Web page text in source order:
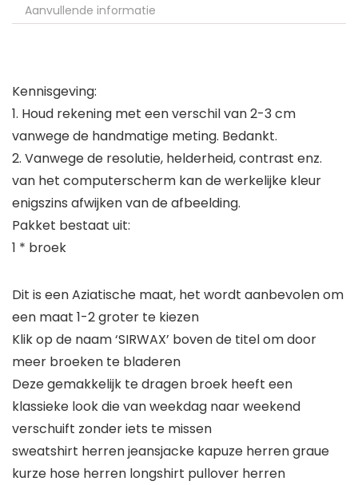
Aanvullende informatie
Kennisgeving:
1. Houd rekening met een verschil van 2-3 cm
vanwege de handmatige meting. Bedankt.
2. Vanwege de resolutie, helderheid, contrast enz.
van het computerscherm kan de werkelijke kleur
enigszins afwijken van de afbeelding.
Pakket bestaat uit:
1 * broek
Dit is een Aziatische maat, het wordt aanbevolen om
een maat 1-2 groter te kiezen
Klik op de naam ‘SIRWAX’ boven de titel om door
meer broeken te bladeren
Deze gemakkelijk te dragen broek heeft een
klassieke look die van weekdag naar weekend
verschuift zonder iets te missen
sweatshirt herren jeansjacke kapuze herren graue
kurze hose herren longshirt pullover herren